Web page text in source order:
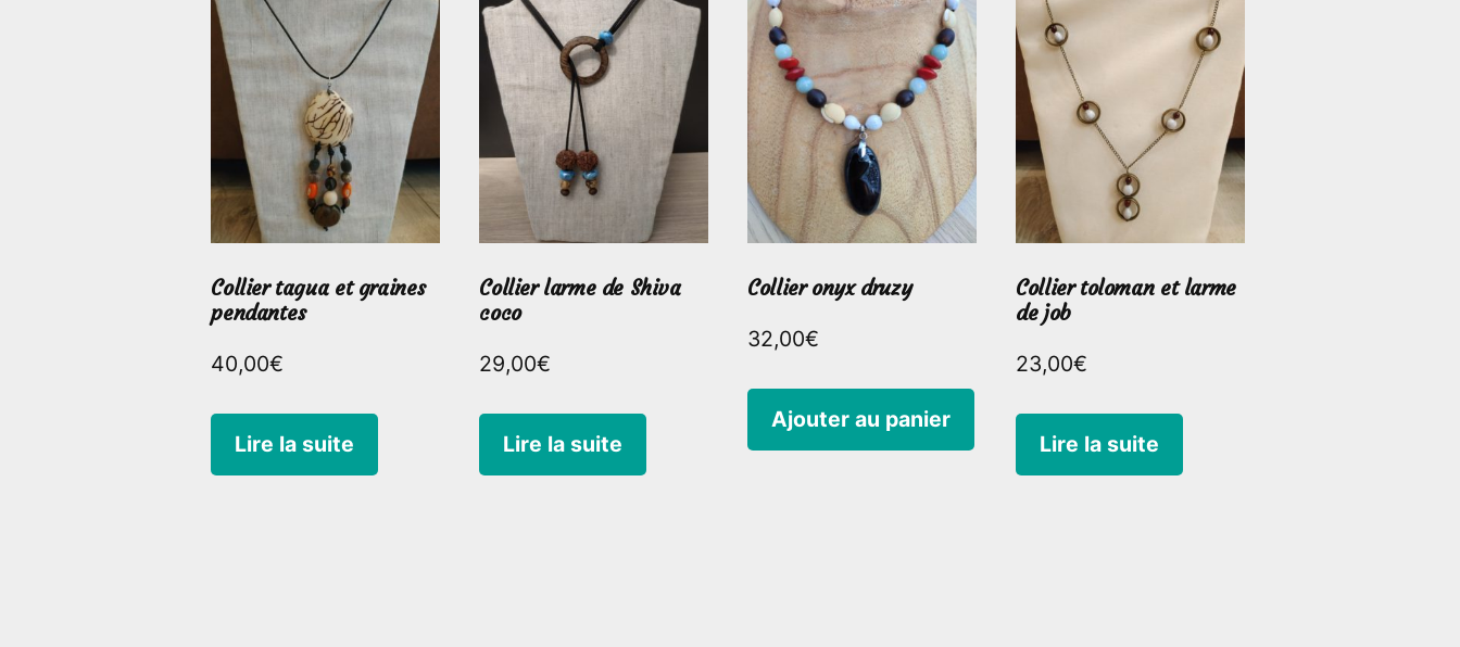
Collier tagua et graines
pendantes
40,00€
Lire la suite
Collier larme de Shiva
coco
29,00€
Lire la suite
Collier onyx druzy
32,00€
Ajouter au panier
Collier toloman et larme
de job
23,00€
Lire la suite